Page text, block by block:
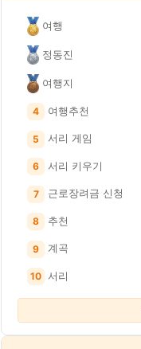
여행
정동진
여행지
4 여행추천
5 서리 게임
6 서리 키우기
7 근로장려금 신청
8 추천
9 계곡
10 서리